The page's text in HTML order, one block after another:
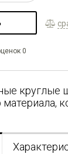
0
круглые
материала,